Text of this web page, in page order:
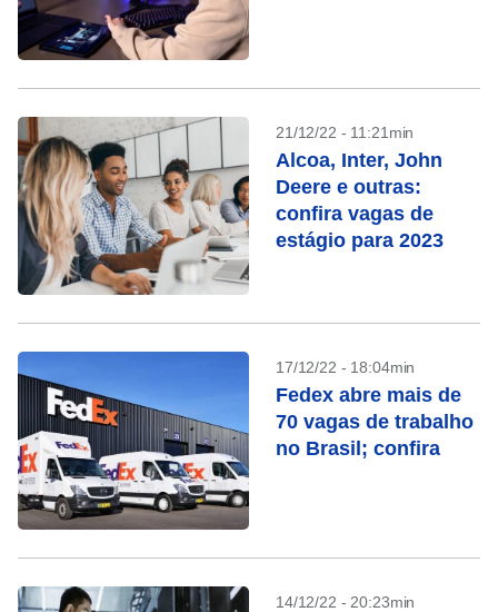
21/12/22 - 11:21min
Alcoa, Inter, John
Deere e outras:
confira vagas de
estágio para 2023
17/12/22 - 18:04min
Fedex abre mais de
70 vagas de trabalho
no Brasil; confira
14/12/22 - 20:23min